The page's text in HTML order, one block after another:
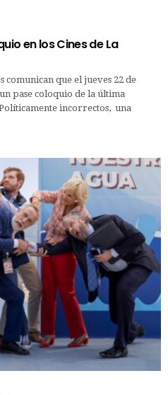
en los Cines de La
comunican que el jueves 22 de
pase coloquio de la última
incorrectos, una